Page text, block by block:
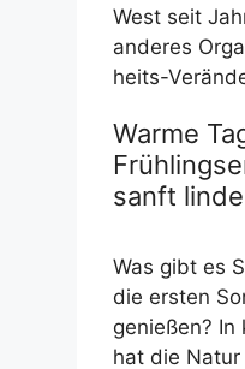
West seit
ande­res
heits-
Warme
sanft
Was gibt es
die ers­ten
genie­ßen?
hat die